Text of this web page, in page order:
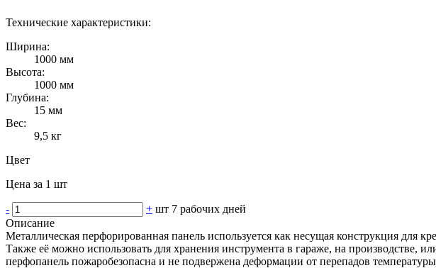
Технические характеристики:
Ширина:
1000 мм
Высота:
1000 мм
Глубина:
15 мм
Вес:
9,5 кг
Цвет
Цена за 1 шт
- + шт 7 рабочих дней
Описание
Металлическая перфорированная панель используется как несущая конструкция для
Также её можно использовать для хранения инструмента в гараже, на
перфопанель пожаробезопасна и не подвержена деформации от перепадов